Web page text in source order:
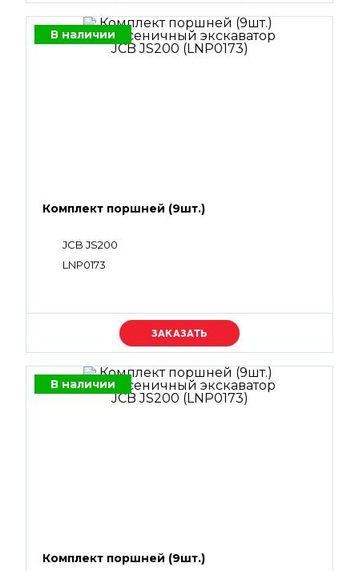
В наличии
Комплект поршней (9шт.)
JCB JS200
LNP0173
Уточняйте цену
В наличии
Комплект поршней (9шт.)